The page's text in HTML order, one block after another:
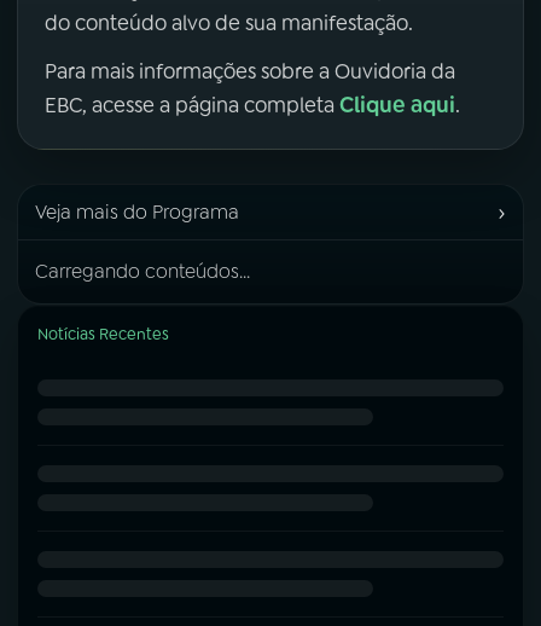
do conteúdo alvo de sua manifestação.
Para mais informações sobre a Ouvidoria da
EBC, acesse a página completa Clique aqui.
Veja mais do Programa ›
Carregando conteúdos...
Notícias Recentes